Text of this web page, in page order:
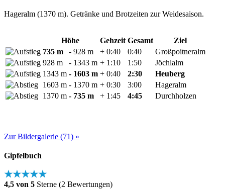
Hageralm (1370 m). Getränke und Brotzeiten zur Weidesaison.
Höhe Gehzeit Gesamt
Ziel
735 m
- 928 m + 0:40 0:40
Großpoitneralm
928 m
- 1343 m + 1:10 1:50
Jöchlalm
1343 m - 1603 m + 0:40 2:30
Heuberg
1603 m - 1370 m + 0:30 3:00
Hageralm
1370 m - 735 m + 1:45 4:45 Durchholzen
Zur Bildergalerie (71) »
Gipfelbuch
★★★★★
4,5 von 5 Sterne (2 Bewertungen)